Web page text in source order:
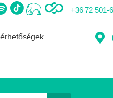
+36 72 501-